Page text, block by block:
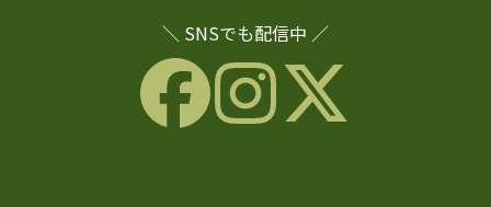
＼ SNSでも配信中 ／